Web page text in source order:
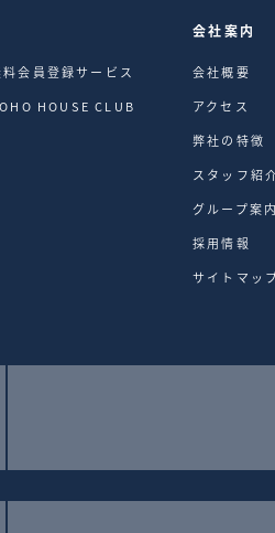
料会員登録サービス
HOUSE CLUB
会社案内
会社概要
アクセス
弊社の特徴
スタッフ紹
グループ案内
採用情報
サイトマッ